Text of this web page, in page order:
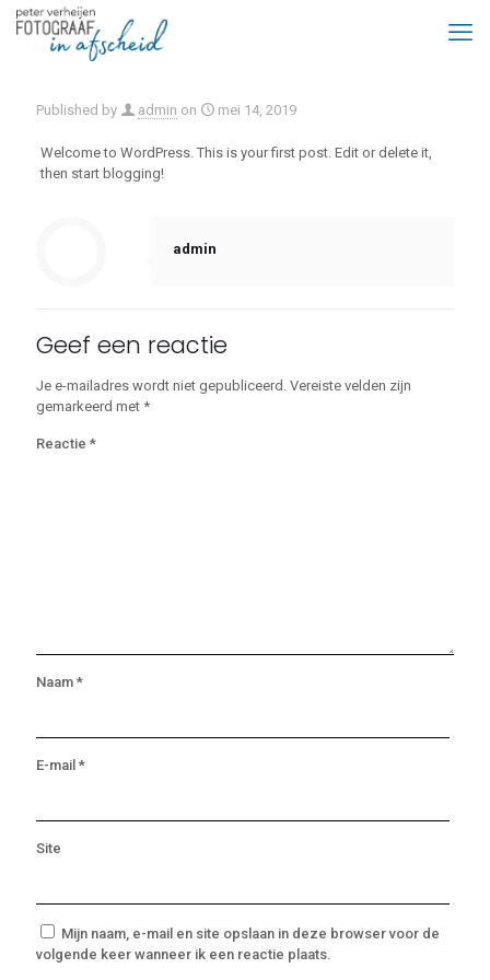
Published by admin on mei 14, 2019
Welcome to WordPress. This is your first post. Edit or delete it,
then start blogging!
admin
Geef een reactie
Je e-mailadres wordt niet gepubliceerd. Vereiste velden zijn
gemarkeerd met *
Reactie *
Naam *
E-mail *
Site
Mijn naam, e-mail en site opslaan in deze browser voor de
volgende keer wanneer ik een reactie plaats.